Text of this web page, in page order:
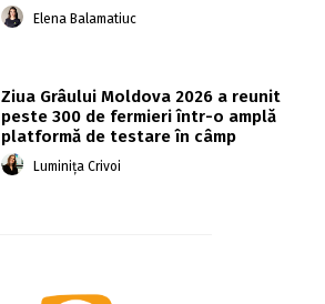
Elena Balamatiuc
Ziua Grâului Moldova 2026 a reunit
peste 300 de fermieri într-o amplă
platformă de testare în câmp
Luminița Crivoi